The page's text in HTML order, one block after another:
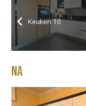
Keuken 10
Na